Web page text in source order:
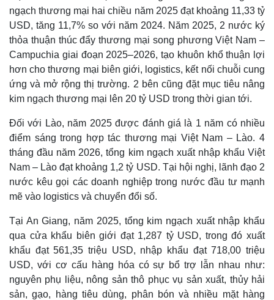
Kinh tế
Bất động sản
Khởi nghiệp
Thị trường
Giá vàng
Tiêu dùng
Tỷ giá
ngạch thương mại hai chiều năm 2025 đạt khoảng 11,33 tỷ
USD, tăng 11,7% so với năm 2024. Năm 2025, 2 nước ký
thỏa thuận thúc đẩy thương mại song phương Việt Nam –
Campuchia giai đoạn 2025–2026, tạo khuôn khổ thuận lợi
hơn cho thương mại biên giới, logistics, kết nối chuỗi cung
ứng và mở rộng thị trường. 2 bên cũng đặt mục tiêu nâng
kim ngạch thương mại lên 20 tỷ USD trong thời gian tới.
Đối với Lào, năm 2025 được đánh giá là 1 năm có nhiều
điểm sáng trong hợp tác thương mại Việt Nam – Lào. 4
tháng đầu năm 2026, tổng kim ngạch xuất nhập khẩu Việt
Nam – Lào đạt khoảng 1,2 tỷ USD. Tại hội nghị, lãnh đạo 2
nước kêu gọi các doanh nghiệp trong nước đầu tư mạnh
mẽ vào logistics và chuyển đổi số.
Tại An Giang, năm 2025, tổng kim ngạch xuất nhập khẩu
qua cửa khẩu biên giới đạt 1,287 tỷ USD, trong đó xuất
khẩu đạt 561,35 triệu USD, nhập khẩu đạt 718,00 triệu
USD, với cơ cấu hàng hóa có sự bổ trợ lẫn nhau như:
nguyên phụ liệu, nông sản thô phục vụ sản xuất, thủy hải
sản, gạo, hàng tiêu dùng, phân bón và nhiều mặt hàng